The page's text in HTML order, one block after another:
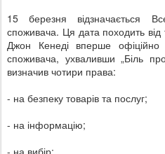
15 березня відзначається
споживача. Ця дата походить
Джон Кенеді вперше
споживача, ухваливши „Біль
визначив чотири права:
- на безпеку товарів та послуг;
- на інформацію;